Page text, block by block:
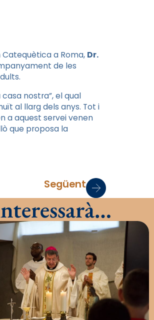
a Roma, Dr.
de les
nostra”, el qual
al llarg dels anys. Tot i
a aquest servei venen
que proposa la
Següent